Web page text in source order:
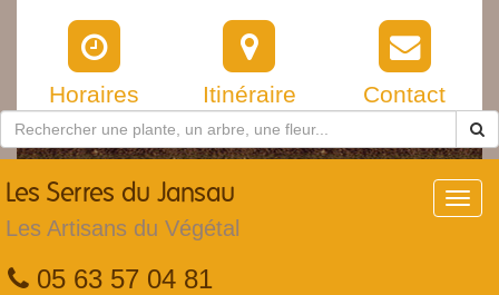
Horaires Itinéraire Contact
Les Serres du Jansau
Les Artisans du Végétal
05 63 57 04 81